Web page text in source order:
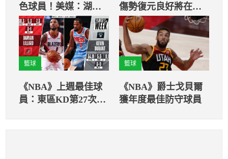
色球員！美媒：湖人
不願簽下厄文
傷勢復元良好將在例
行賽復出
籃球
《NBA》上週最佳球
員：東區KD第27次、
籃球
《NBA》爵士戈貝爾
獲年度最佳防守球員